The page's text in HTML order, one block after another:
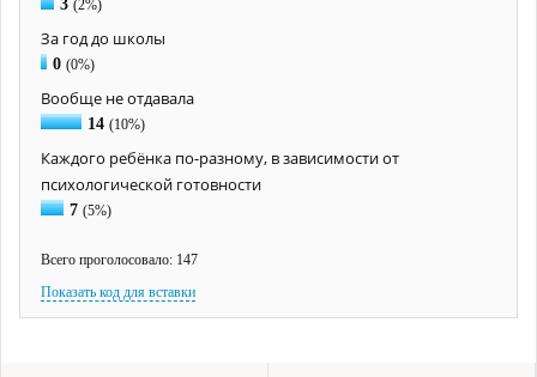
3 (2%)
За год до школы
0 (0%)
Вообще не отдавала
14 (10%)
Каждого ребёнка по-разному, в зависимости от
психологической готовности
7 (5%)
Всего проголосовало: 147
Показать код для вставки